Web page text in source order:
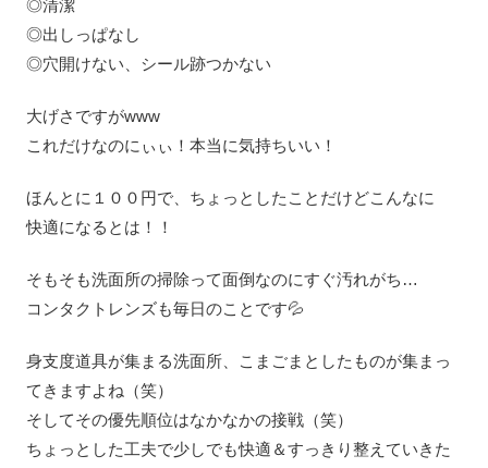
◎清潔
◎出しっぱなし
◎穴開けない、シール跡つかない
大げさですがwww
これだけなのにぃぃ！本当に気持ちいい！
ほんとに１００円で、ちょっとしたことだけどこんなに
快適になるとは！！
そもそも洗面所の掃除って面倒なのにすぐ汚れがち…
コンタクトレンズも毎日のことです💦
身支度道具が集まる洗面所、こまごまとしたものが集まっ
てきますよね（笑）
そしてその優先順位はなかなかの接戦（笑）
ちょっとした工夫で少しでも快適＆すっきり整えていきた